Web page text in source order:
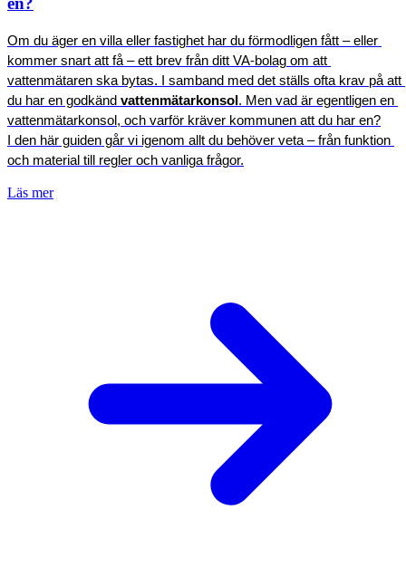
Om du äger en villa eller fastighet har du förmodligen fått – eller
kommer snart att få – ett brev från ditt VA-bolag om att
vattenmätaren ska bytas. I samband med det ställs ofta krav på att
du har en godkänd vattenmätarkonsol . Men vad är egentligen en
vattenmätarkonsol, och varför kräver kommunen att du har en?
I den här guiden går vi igenom allt du behöver veta – från funktion
och material till regler och vanliga frågor.
Läs mer